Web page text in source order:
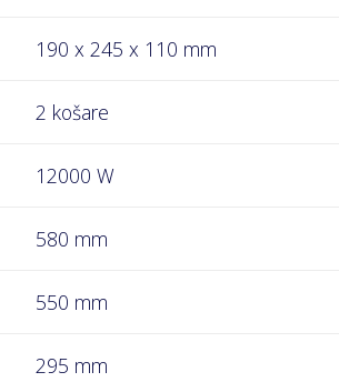
190 x 245 x 110 mm
2 košare
12000 W
580 mm
550 mm
295 mm